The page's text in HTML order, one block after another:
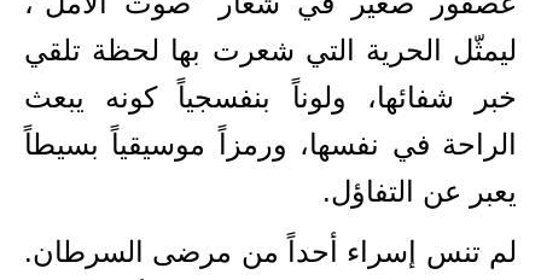
ليمثّل الحرية التي شعرت بها لحظة تلقي
خبر شفائها، ولوناً بنفسجياً كونه يبعث
الراحة في نفسها، ورمزاً موسيقياً بسيطاً
يعبر عن التفاؤل.
لم تنس إسراء أحداً من مرضى السرطان.